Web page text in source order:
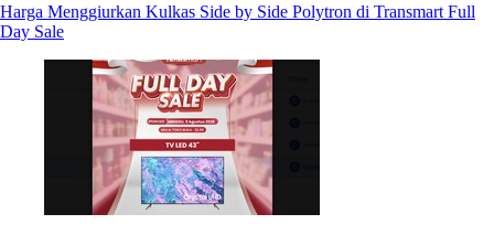
Harga Menggiurkan Kulkas Side by Side Polytron di Transmart Full
Day Sale